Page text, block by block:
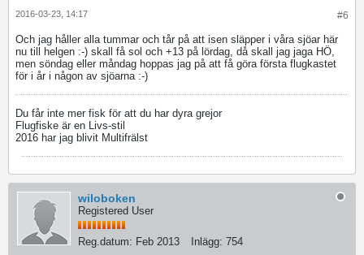
#6
2016-03-23, 14:17
Och jag håller alla tummar och tår på att isen släpper i våra sjöar här
nu till helgen :-) skall få sol och +13 på lördag, då skall jag jaga HÖ,
men söndag eller måndag hoppas jag på att få göra första flugkastet
för i år i någon av sjöarna :-)
Du får inte mer fisk för att du har dyra grejor
Flugfiske är en Livs-stil
2016 har jag blivit Multifrälst
wiloboken
Registered User
Reg.datum: Feb 2013 Inlägg: 754